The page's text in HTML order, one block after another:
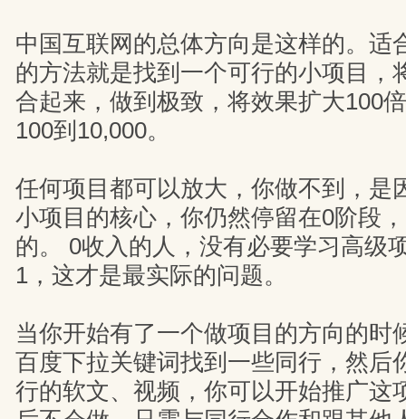
中国互联网的总体方向是这样的。适
的方法就是找到一个可行的小项目，
合起来，做到极致，将效果扩大100
100到10,000。
任何项目都可以放大，你做不到，是
小项目的核心，你仍然停留在0阶段
的。 0收入的人，没有必要学习高级
1，这才是最实际的问题。
当你开始有了一个做项目的方向的时
百度下拉关键词找到一些同行，然后
行的软文、视频，你可以开始推广这